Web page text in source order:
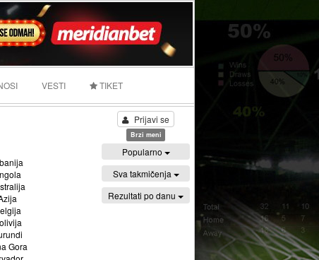
VESTI TIKET
Gora
Prijavi se
Brzi meni
Popularno
Sva takmičenja
Rezultati po danu